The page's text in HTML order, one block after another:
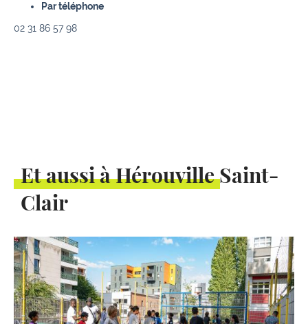
Par téléphone
02 31 86 57 98
Et aussi à Hérouville Saint-
Clair